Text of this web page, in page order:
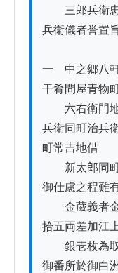
三郎兵衛忠
兵衛儀者誉置
一　中之郷八
干肴問屋青物
六右衛門地
兵衛同町治兵
町常吉地借
新太郎同町
御仕慮之程難
金蔵義者金
拾五両差加江
銀壱枚為取
御番所於御白